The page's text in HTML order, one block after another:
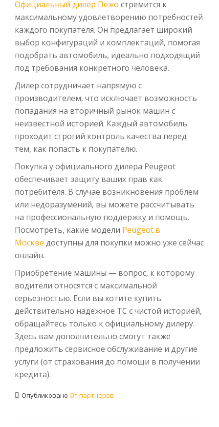
Официальный дилер Пежо стремится к
максимальному удовлетворению потребностей
каждого покупателя. Он предлагает широкий
выбор конфигураций и комплектаций, помогая
подобрать автомобиль, идеально подходящий
под требования конкретного человека.
Дилер сотрудничает напрямую с
производителем, что исключает возможность
попадания на вторичный рынок машин с
неизвестной историей. Каждый автомобиль
проходит строгий контроль качества перед
тем, как попасть к покупателю.
Покупка у официального дилера Peu­geot
обеспечивает защиту ваших прав как
потребителя. В случае возникновения проблем
или недоразумений, вы можете рассчитывать
на профессиональную поддержку и помощь.
Посмотреть, какие модели Peu­geot в
Москве доступны для покупки можно уже сейчас
онлайн.
Приобретение машины — вопрос, к которому
водители относятся с максимальной
серьезностью. Если вы хотите купить
действительно надежное ТС с чистой историей,
обращайтесь только к официальному дилеру.
Здесь вам дополнительно смогут также
предложить сервисное обслуживание и другие
услуги (от страхования до помощи в получении
кредита).
Опубликовано От партнеров